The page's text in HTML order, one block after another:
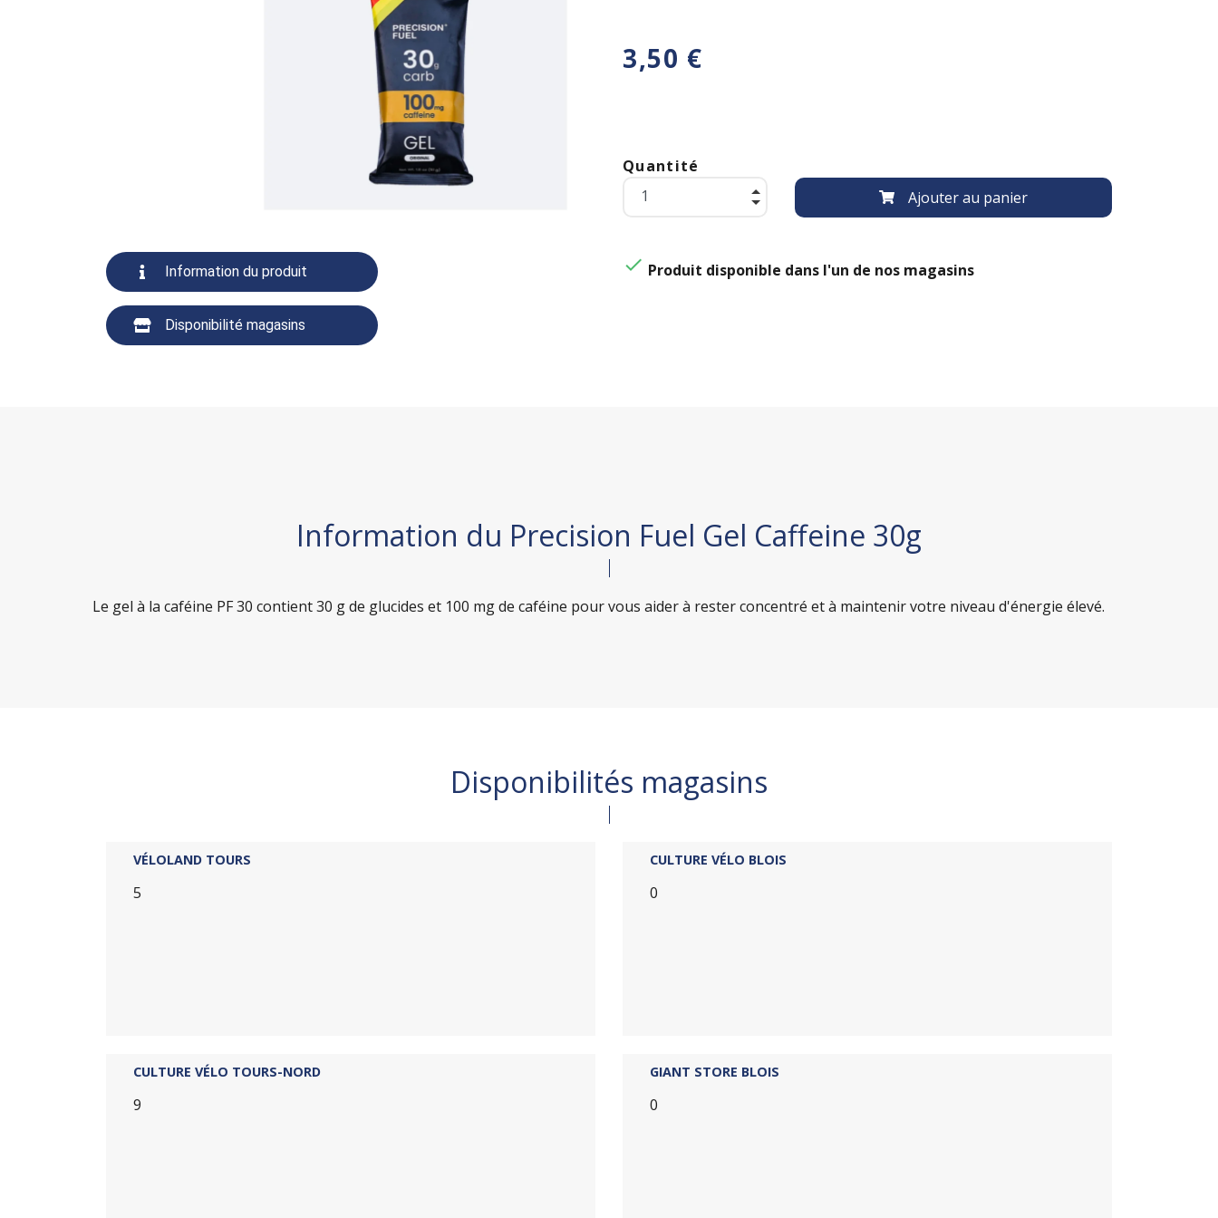
Information du produit
Disponibilité magasins
3,50 €
Quantité
Ajouter au panier
 Produit disponible dans l'un de nos magasins
Information du Precision Fuel Gel Caffeine 30g
Le gel à la caféine PF 30 contient 30 g de glucides et 100 mg de caféine pour vous aider à rester concentré et à maintenir votre niveau d'énergie élevé.
Disponibilités magasins
VÉLOLAND TOURS
5
CULTURE VÉLO BLOIS
0
CULTURE VÉLO TOURS-NORD
9
GIANT STORE BLOIS
0